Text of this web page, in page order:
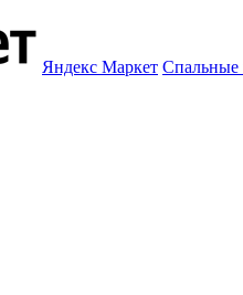
Яндекс Маркет